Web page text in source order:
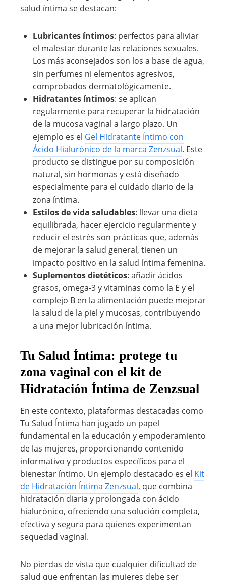
salud íntima se destacan:
Lubricantes íntimos: perfectos para aliviar
el malestar durante las relaciones sexuales.
Los más aconsejados son los a base de agua,
sin perfumes ni elementos agresivos,
comprobados dermatológicamente.
Hidratantes íntimos: se aplican
regularmente para recuperar la hidratación
de la mucosa vaginal a largo plazo. Un
ejemplo es el Gel Hidratante Íntimo con
Ácido Hialurónico de la marca Zenzsual. Este
producto se distingue por su composición
natural, sin hormonas y está diseñado
especialmente para el cuidado diario de la
zona íntima.
Estilos de vida saludables: llevar una dieta
equilibrada, hacer ejercicio regularmente y
reducir el estrés son prácticas que, además
de mejorar la salud general, tienen un
impacto positivo en la salud íntima femenina.
Suplementos dietéticos: añadir ácidos
grasos, omega-3 y vitaminas como la E y el
complejo B en la alimentación puede mejorar
la salud de la piel y mucosas, contribuyendo
a una mejor lubricación íntima.
Tu Salud Íntima: protege tu
zona vaginal con el kit de
Hidratación Íntima de Zenzsual
En este contexto, plataformas destacadas como
Tu Salud Íntima han jugado un papel
fundamental en la educación y empoderamiento
de las mujeres, proporcionando contenido
informativo y productos específicos para el
bienestar íntimo. Un ejemplo destacado es el Kit
de Hidratación Íntima Zenzsual, que combina
hidratación diaria y prolongada con ácido
hialurónico, ofreciendo una solución completa,
efectiva y segura para quienes experimentan
sequedad vaginal.
No pierdas de vista que cualquier dificultad de
salud que enfrentan las mujeres debe ser